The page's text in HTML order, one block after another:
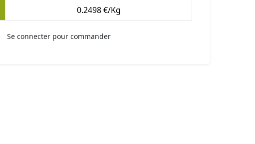
0.2498 €/Kg
Se connecter pour commander